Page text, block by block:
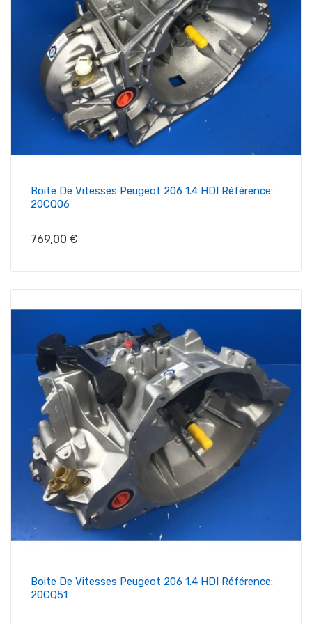
Boite De Vitesses Peugeot 206 1.4 HDI Référence:
20CQ06
Prix
769,00 €
Boite De Vitesses Peugeot 206 1.4 HDI Référence:
20CQ51